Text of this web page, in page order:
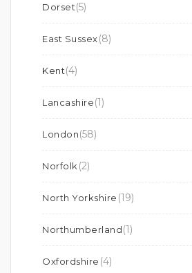
Dorset(5)
East Sussex(8)
Kent(4)
Lancashire(1)
London(58)
Norfolk (2)
North Yorkshire (19)
Northumberland(1)
Oxfordshire (4)